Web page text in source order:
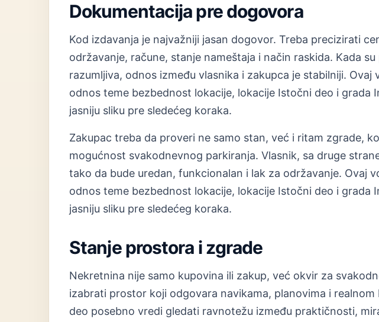
Dokumentacija pre dogovora
Kod izdavanja je najvažniji jasan dogovor. Treba precizirati
održavanje, račune, stanje nameštaja i način raskida. Kada su
razumljiva, odnos između vlasnika i zakupca je stabilniji. Ovaj
odnos teme bezbednost lokacije, lokacije Istočni deo i grada
jasniju sliku pre sledećeg koraka.
Zakupac treba da proveri ne samo stan, već i ritam zgrade,
mogućnost svakodnevnog parkiranja. Vlasnik, sa druge
tako da bude uredan, funkcionalan i lak za održavanje. Ovaj
odnos teme bezbednost lokacije, lokacije Istočni deo i grada
jasniju sliku pre sledećeg koraka.
Stanje prostora i zgrade
Nekretnina nije samo kupovina ili zakup, već okvir za
izabrati prostor koji odgovara navikama, planovima i realnom
deo posebno vredi gledati ravnotežu između praktičnosti,